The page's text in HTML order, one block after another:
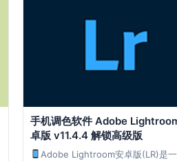
手机调色软件 Adobe
卓版 v11.4.4 解锁高级版
Adobe Lightroom安卓版(LR)是